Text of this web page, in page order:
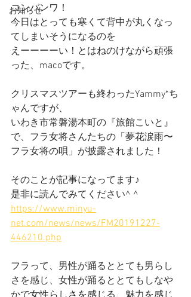
お知らせ
コンバンワ！
今日はとっても寒くて背中が丸くなっ
てしまいそうになるのを
えーーーーい！とはねのけながら頑張
った、macoです。
クリスマスツアーも終わったYammy*ち
ゃんですが、
いわき市常磐湯本町の『旅館こいと』
で、フラ女将さんたちの「夢花涙雨〜
フラ女将の唄」が披露されました！
そのことが記事になってます♪
是非に読んでみてください^ ^
https://www.minyu-
net.com/news/news/FM20191227-
446210.php
フラって、男性が踊るととても男らし
さを感じ、女性が踊るととてもしなや